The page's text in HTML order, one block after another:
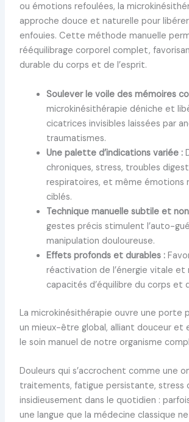
ou émotions refoulées, la
approche douce et naturelle pour
enfouies. Cette méthode manuelle
rééquilibrage corporel complet,
durable du corps et de l’esprit.
Soulever le voile des mémoires
microkinésithérapie déniche et
cicatrices invisibles laissées par
traumatismes.
Une palette d’indications variée :
chroniques, stress, troubles
respiratoires, et même émotions
ciblés.
Technique manuelle subtile et
gestes précis stimulent l’auto-
manipulation douloureuse.
Effets profonds et durables :
réactivation de l’énergie vitale et
capacités d’équilibre du corps et
La microkinésithérapie ouvre une porte
un mieux-être global, alliant douceur et
le soin manuel de notre organisme
Douleurs qui s’accrochent comme une
traitements, fatigue persistante, stress
insidieusement dans le quotidien :
une langue que la médecine classique